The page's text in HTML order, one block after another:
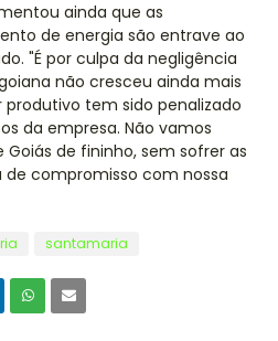
ainda que as
de energia são entrave ao
"É por culpa da negligência
não cresceu ainda mais
produtivo tem sido penalizado
da empresa. Não vamos
Goiás de fininho, sem sofrer as
compromisso com nossa
santamaria